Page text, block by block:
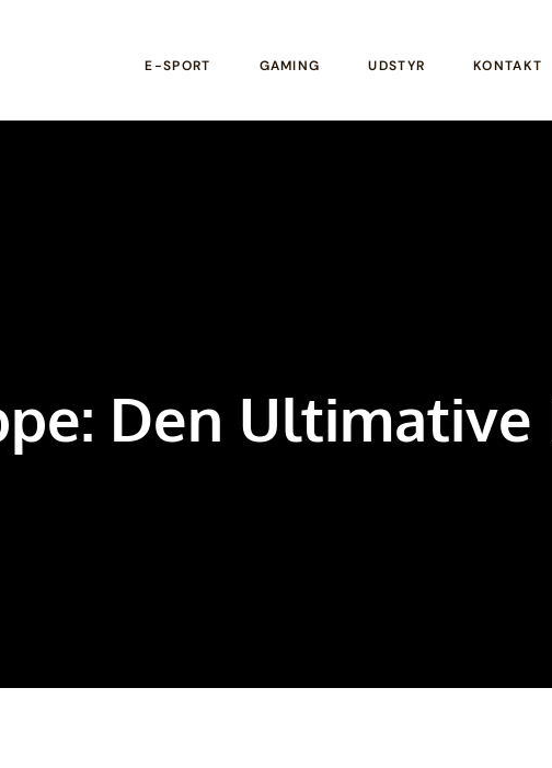
E-SPORT GAMING UDSTYR KONTAKT
Den